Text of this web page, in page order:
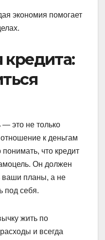
экономия помогает
кредита:
— это не только
к деньгам
что кредит
Он должен
ваши планы, а не
под себя.
жить по
и всегда